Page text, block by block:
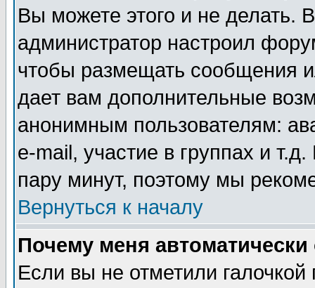
Вы можете этого и не делать.
администратор настроил
чтобы размещать сообщения
дает вам дополнительные
анонимным пользователям:
e-mail, участие в группах и
пару минут, поэтому мы
Вернуться к началу
Почему меня автоматически
Если вы не отметили галочкой